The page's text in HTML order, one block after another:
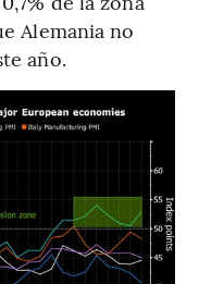
Alemania no
año.